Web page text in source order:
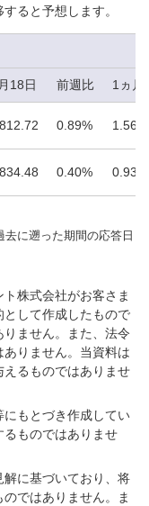
ると予想します。
18日 前週比 1ヵ月
0.89% 1.56%
0.40% 0.93%
に遡った期間の応答日
株式会社がお客さま
して作成したもので
ません。また、法令
りません。当資料は
るものではありませ
もとづき作成してい
るものではありませ
に基づいており、将
ではありません。ま